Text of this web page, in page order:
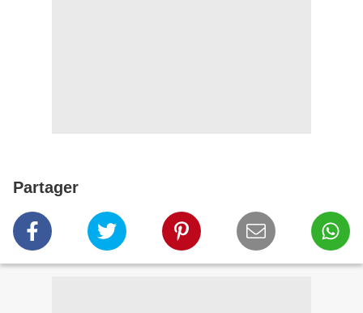
Partager